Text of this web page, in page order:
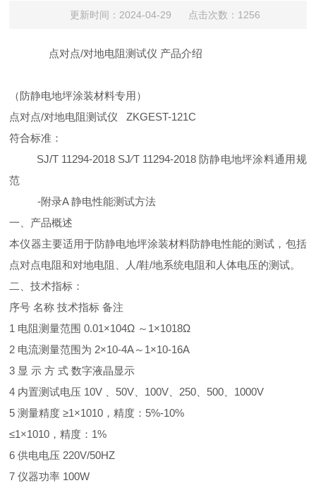
更新时间：2024-04-29 点击次数：1256
点对点/对地电阻测试仪 产品介绍
（防静电地坪涂装材料专用）
点对点/对地电阻测试仪ZKGEST-121C
符合标准：
SJ/T 11294-2018 SJ∕T 11294-2018 防静电地坪涂料通用规
范
-附录A静电性能测试方法
一、产品概述
本仪器主要适用于防静电地坪涂装材料防静电性能的测试，包括
点对点电阻和对地电阻、人/鞋/地系统电阻和人体电压的测试。
二、技术指标：
序号 名称 技术指标 备注
1 电阻测量范围 0.01×104Ω ～ 1×1018Ω
2 电流测量范围为 2×10-4A～ 1×10-16A
3 显 示 方 式 数字液晶显示
4 内置测试电压 10V 50V 100V 250 500
1000V
5 测量精度 ≥1×1010 ，精度： 5%-10%
≤1×1010 ，精度： 1%
6 供电电压 220V/50HZ
7 仪器功率 100W